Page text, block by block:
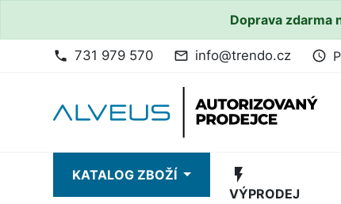
Doprava zdarma
phone 731 979 570 mail_outline info@trendo.cz access_time
KATALOG ZBOŽÍ flash_on
VÝPRODEJ